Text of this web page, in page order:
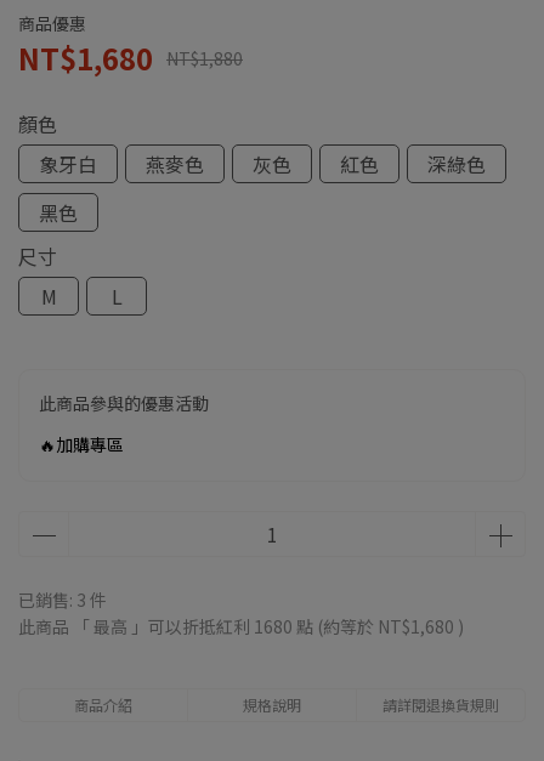
商品優惠
NT$1,680 NT$1,880
顏色
象牙白
燕麥色 灰色 紅色
深綠色
黑色
尺寸
M
L
此商品參與的優惠活動
🔥加購專區
已銷售: 3 件
此商品 「 最高 」可以折抵紅利 1680 點 (約等於 NT$1,680 )
商品介紹 規格說明 請詳閱退換貨規則